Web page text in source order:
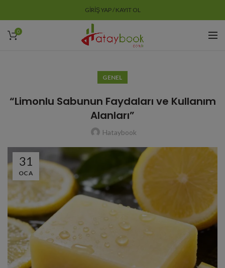
GIRIŞ YAP / KAYIT OL
0
GENEL
“Limonlu Sabunun Faydaları ve Kullanım
Alanları”
Hataybook
31
OCA